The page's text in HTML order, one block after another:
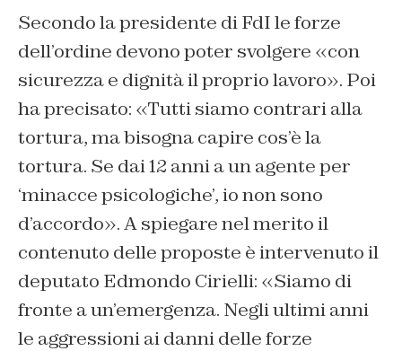
Secondo la presidente di FdI le forze
dell’ordine devono poter svolgere «con
sicurezza e dignità il proprio lavoro». Poi
ha precisato: «Tutti siamo contrari alla
tortura, ma bisogna capire cos’è la
tortura. Se dai 12 anni a un agente per
‘minacce psicologiche’, io non sono
d’accordo». A spiegare nel merito il
contenuto delle proposte è intervenuto il
deputato Edmondo Cirielli: «Siamo di
fronte a un’emergenza. Negli ultimi anni
le aggressioni ai danni delle forze